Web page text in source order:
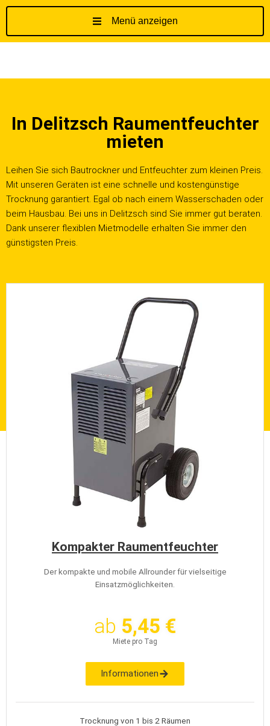
a
e
Menü anzeigen
In Delitzsch Raumentfeuchter
mieten
Leihen Sie sich Bautrockner und Entfeuchter zum kleinen Preis.
Mit unseren Geräten ist eine schnelle und kostengünstige
Trocknung garantiert. Egal ob nach einem Wasserschaden oder
beim Hausbau. Bei uns in Delitzsch sind Sie immer gut beraten.
Dank unserer flexiblen Mietmodelle erhalten Sie immer den
günstigsten Preis.
Kompakter Raumentfeuchter
Der kompakte und mobile Allrounder für vielseitige
Einsatzmöglichkeiten.
ab 5,45 €
Miete pro Tag
Informationen
Trocknung von 1 bis 2 Räumen